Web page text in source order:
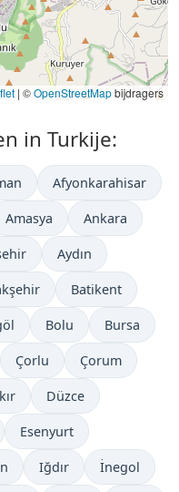
| ©OpenStreetMapbijdragers
in Turkije:
Afyonkarahisar
Amasya Ankara
Aydın
Batikent
Bolu Bursa
Çorlu Çorum
Düzce
Esenyurt
Iğdır İnegol